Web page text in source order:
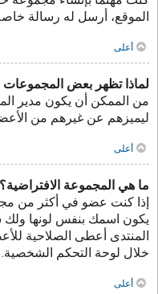
الموقع، أرسل له رسالة
أعلى
لماذا تظهر بعض
من الممكن أن يكون مدير
ليميزهم عن غيرهم من
أعلى
ما هي المجموعة الافتراضية؟
إذا كنت عضو في أكثر من
يكون اسمك بنفس لونها ولك
المنتدى أعطى الصلاحية
خلال لوحة التحكم الشخصية.
أعلى